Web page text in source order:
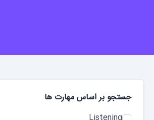
جستجو بر اساس مهارت‌ ها